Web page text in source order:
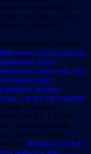
в начале мая 2015-
что таки он и, что эта
у Феликса
из Беларуси
Имя ее мне было хорошо
Германию, была
также тем, что
Израиле, ряд
Смоляра,
о чем в свое время
10-летней
как и я, в Петах-
(некоммерческой
он пришел, чтоб
Незадого до того